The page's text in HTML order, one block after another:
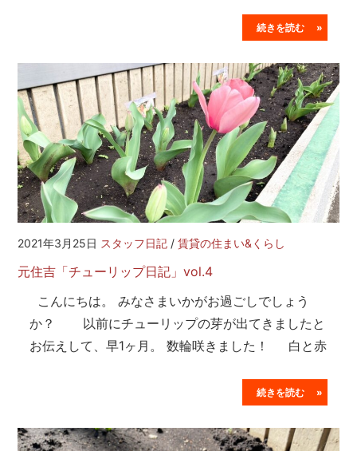
続きを読む »
2021年3月25日 スタッフ日記 /賃貸の住まい&くらし
元住吉「チューリップ日記」vol.4
こんにちは。 みなさまいかがお過ごしでしょう
か？ 以前にチューリップの芽が出てきましたと
お伝えして、早1ヶ月。 数輪咲きました！ 白と赤
続きを読む »